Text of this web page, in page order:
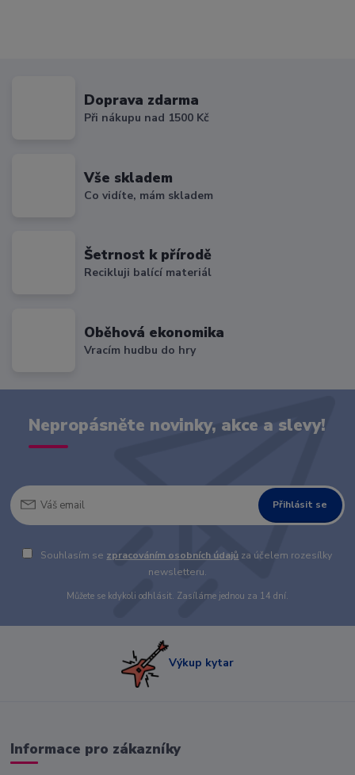
Doprava zdarma
Při nákupu nad 1500 Kč
Vše skladem
Co vidíte, mám skladem
Šetrnost k přírodě
Recikluji balící materiál
Oběhová ekonomika
Vracím hudbu do hry
Nepropásněte novinky, akce a slevy!
Přihlásit se
Souhlasím se zpracováním osobních údajů za účelem rozesílky
newsletteru.
Můžete se kdykoli odhlásit. Zasíláme jednou za 14 dní.
Výkup kytar
Informace pro zákazníky